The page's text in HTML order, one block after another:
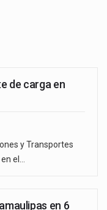
de carga en
y Transportes
el…
en 6